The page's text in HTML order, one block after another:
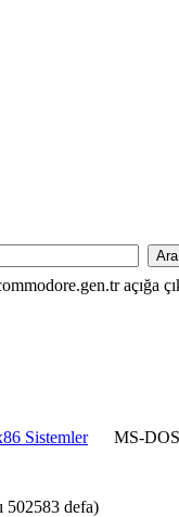
açığa
Sistemler
MS-
502583 defa)